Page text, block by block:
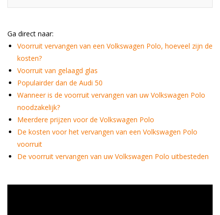
Ga direct naar:
Voorruit vervangen van een Volkswagen Polo, hoeveel zijn de
kosten?
Voorruit van gelaagd glas
Populairder dan de Audi 50
Wanneer is de voorruit vervangen van uw Volkswagen Polo
noodzakelijk?
Meerdere prijzen voor de Volkswagen Polo
De kosten voor het vervangen van een Volkswagen Polo
voorruit
De voorruit vervangen van uw Volkswagen Polo uitbesteden